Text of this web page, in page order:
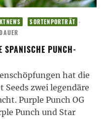
SORTENPORTRÄT ·
PUNCH-B
hat die
Seeds zwei legendäre
Purple Punch OG
Punch und Star